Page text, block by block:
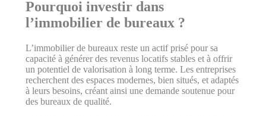
Pourquoi investir dans
l’immobilier de bureaux ?
L’immobilier de bureaux reste un actif prisé pour sa
capacité à générer des revenus locatifs stables et à offrir
un potentiel de valorisation à long terme. Les entreprises
recherchent des espaces modernes, bien situés, et adaptés
à leurs besoins, créant ainsi une demande soutenue pour
des bureaux de qualité.